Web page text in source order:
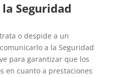
Seguridad
o despide a un
a la Seguridad
para garantizar que los
en cuanto a prestaciones